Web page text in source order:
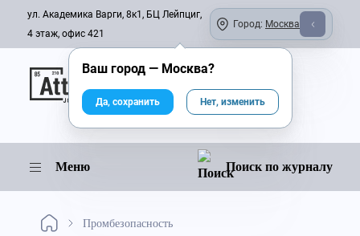
ул. Академика Варги, 8к1, БЦ Лейпциг,
4 этаж, офис 421
Город: Москва
Онлайн-журнал
Меню Поиск по журналу
Промбезопасность
Ваш город — Москва?
Да, сохранить Нет, изменить